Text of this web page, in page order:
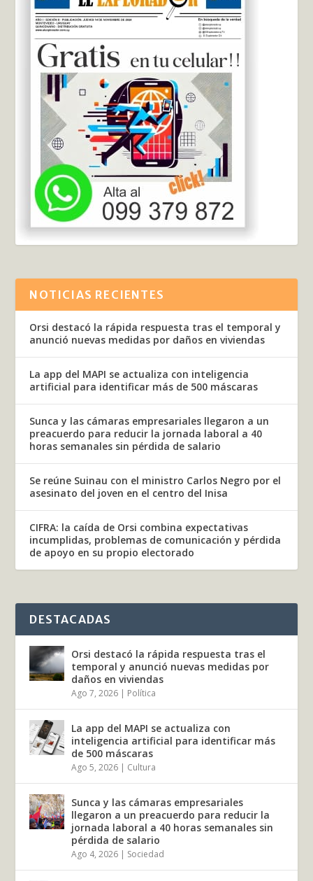
NOTICIAS RECIENTES
Orsi destacó la rápida respuesta tras el temporal y
anunció nuevas medidas por daños en viviendas
La app del MAPI se actualiza con inteligencia
artificial para identificar más de 500 máscaras
Sunca y las cámaras empresariales llegaron a un
preacuerdo para reducir la jornada laboral a 40
horas semanales sin pérdida de salario
Se reúne Suinau con el ministro Carlos Negro por el
asesinato del joven en el centro del Inisa
CIFRA: la caída de Orsi combina expectativas
incumplidas, problemas de comunicación y pérdida
de apoyo en su propio electorado
DESTACADAS
Orsi destacó la rápida respuesta tras el
temporal y anunció nuevas medidas por
daños en viviendas
Ago 7, 2026 | Política
La app del MAPI se actualiza con
inteligencia artificial para identificar más
de 500 máscaras
Ago 5, 2026 | Cultura
Sunca y las cámaras empresariales
llegaron a un preacuerdo para reducir la
jornada laboral a 40 horas semanales sin
pérdida de salario
Ago 4, 2026 | Sociedad